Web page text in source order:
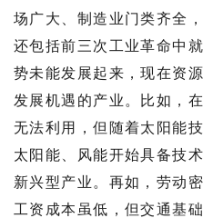
场广大、制造业门类齐全
还包括前三次工业革命中
势未能发展起来，现在资
发展机遇的产业。比如，
无法利用，但随着太阳能
太阳能、风能开始具备技
新兴型产业。再如，劳动
工资成本虽低，但交通基